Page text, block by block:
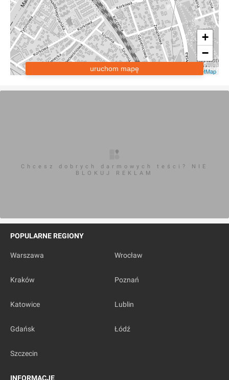
+
−
OpenStreetMap
uruchom mapę
Chcesz dobrych darmowych teści? NIE
BLOKUJ REKLAM
POPULARNE REGIONY
Warszawa Wrocław
Kraków Poznań
Katowice Lublin
Gdańsk Łódź
Szczecin
INFORMACJE